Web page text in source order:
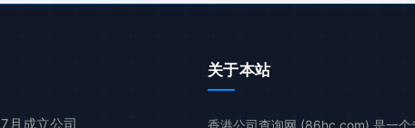
7月成立公司
关于本站